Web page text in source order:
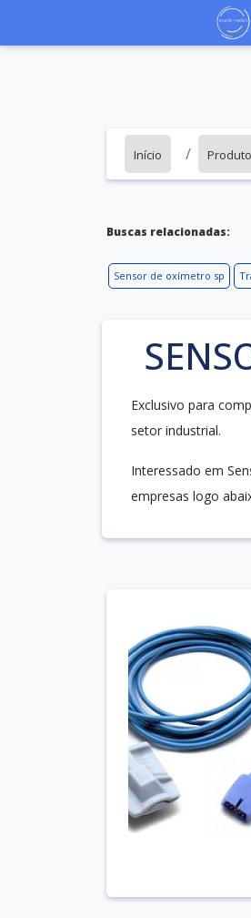
Início Produto
Buscas relacionadas:
Sensor de oxímetro sp
Exclusivo para
setor industrial.
Interessado em
empresas logo